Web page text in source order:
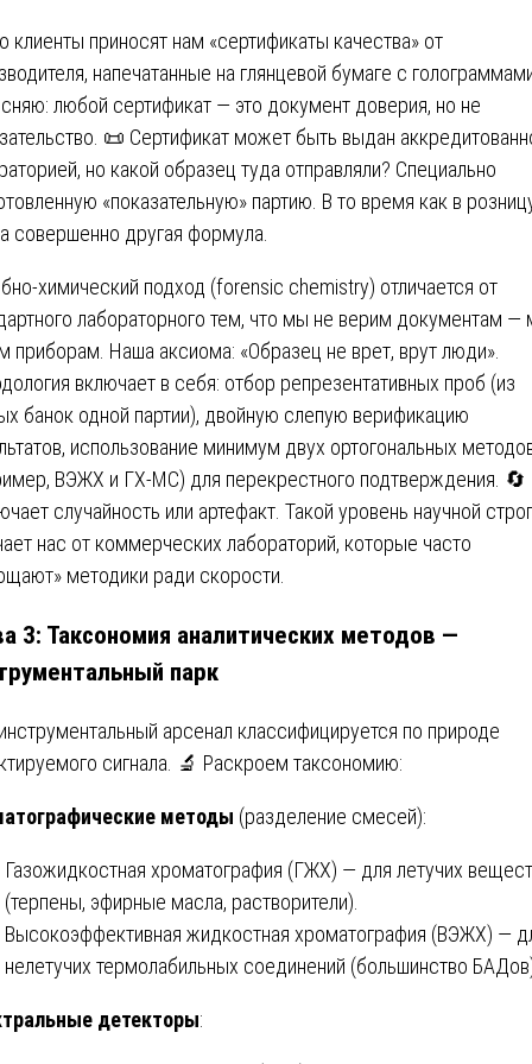
клиенты приносят нам «сертификаты качества» от
напечатанные на глянцевой бумаге с
любой сертификат — это документ доверия, но не
📜 Сертификат может быть выдан
но какой образец туда отправляли? Специально
«показательную» партию. В то время как в
совершенно другая формула.
химический подход (forensic chemistry) отличается от
лабораторного тем, что мы не верим документам —
приборам. Наша аксиома: «Образец не врет, врут люди».
включает в себя: отбор репрезентативных проб (из
банок одной партии), двойную слепую верификацию
использование минимум двух ортогональных
ВЭЖХ и ГХ-МС) для перекрестного подтверждения. 🔄
случайность или артефакт. Такой уровень научной
нас от коммерческих лабораторий, которые часто
методики ради скорости.
3: Таксономия аналитических методов —
парк
арсенал классифицируется по природе
сигнала. 🔬 Раскроем таксономию:
методы (разделение смесей):
Газожидкостная хроматография (ГЖХ) — для летучих
(терпены, эфирные масла, растворители).
Высокоэффективная жидкостная хроматография (ВЭЖХ) —
нелетучих термолабильных соединений (большинство
детекторы: